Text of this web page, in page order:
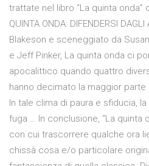
trattate nel libro “La quinta onda”
QUINTA ONDA: DIFENDERSI
Blakeson e sceneggiato da
e Jeff Pinker, La quinta onda ci
apocalittico quando quattro
hanno decimato la maggior
In tale clima di paura e sfiducia,
fuga … In conclusione, “La quinta
con cui trascorrere qualche ora
chissà cosa e/o particolare